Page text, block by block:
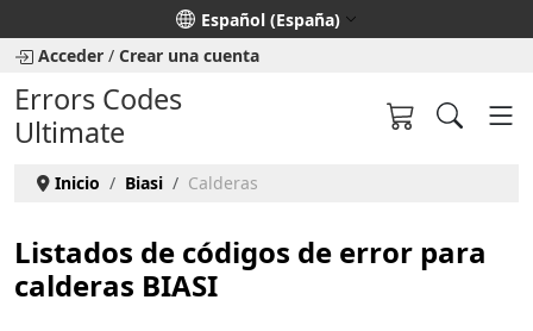
Seleccione su idioma
Español (España)
Acceder / Crear una cuenta
Errors Codes
Ultimate
Inicio Biasi Calderas
Listados de códigos de error para
calderas BIASI